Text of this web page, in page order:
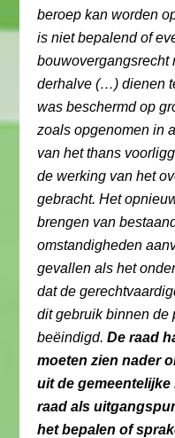
beroep kan worden
is niet bepalend of
bouwovergangsrecht
derhalve (…) dienen
was beschermd op
zoals opgenomen in
van het thans
de werking van het
gebracht. Het
brengen van
omstandigheden
gevallen als het
dat de
dit gebruik binnen de
beëindigd.De raad
moeten zien nader
uit de
raad als
het bepalen of